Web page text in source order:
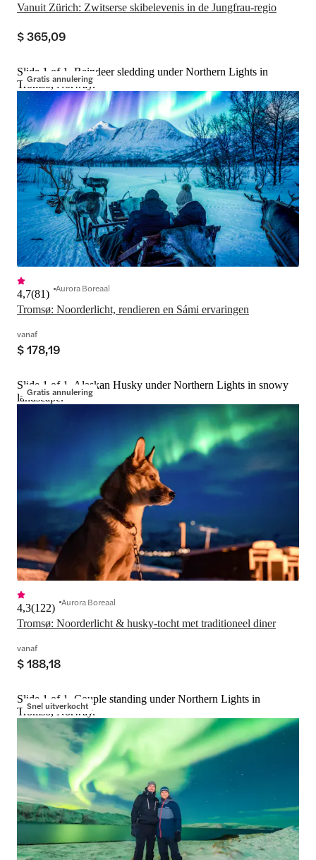
Vanuit Zürich: Zwitserse skibelevenis in de Jungfrau-regio
$ 365,09
Gratis annulering
Slide 1 of 1, Reindeer sledding under Northern Lights in
Tromso, Norway.
Tromsø: Noorderlicht, rendieren en Sámi ervaringen
4,7(81) Aurora Boreaal
vanaf
$ 178,19
Gratis annulering
Slide 1 of 1, Alaskan Husky under Northern Lights in snowy
landscape.
Tromsø: Noorderlicht & husky-tocht met traditioneel diner
4,3(122) Aurora Boreaal
vanaf
$ 188,18
Snel uitverkocht
Slide 1 of 1, Couple standing under Northern Lights in
Tromso, Norway.